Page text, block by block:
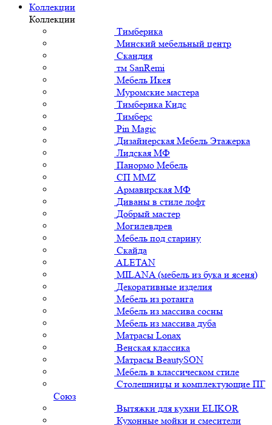
Коллекции
Коллекции
Тимберика
Минский мебельный центр
Скандия
тм SanRemi
Мебель Икея
Муромские мастера
Тимберика Кидс
Тимберс
Pin Magic
Дизайнерская Мебель Этажерка
Лидская МФ
Панормо Мебель
СП ММZ
Армавирская МФ
Диваны в стиле лофт
Добрый мастер
Могилевдрев
Мебель под старину
Скайда
ALETAN
MILANA (мебель из бука и ясеня)
Декоративные изделия
Мебель из ротанга
Мебель из массива сосны
Мебель из массива дуба
Матрасы Lonax
Венская классика
Матрасы BeautySON
Мебель в классическом стиле
Столешницы и комплектующие ПГ
Союз
Вытяжки для кухни ELIKOR
Кухонные мойки и смесители